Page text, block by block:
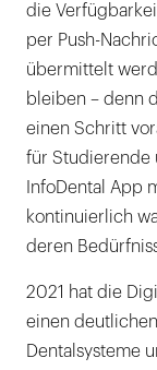
die
per Push-
übermittelt
bleiben – denn
einen Schritt
für Studierende
InfoDental App
kontinuierlich
deren
2021 hat die
einen
Dentalsysteme